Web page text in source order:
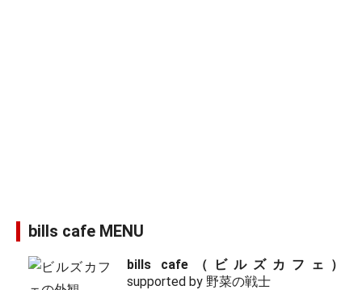
bills cafe MENU
bills cafe（ビルズカフェ）
supported by 野菜の戦士